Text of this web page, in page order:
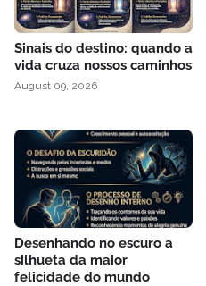
Sinais do destino: quando a
vida cruza nossos caminhos
August 09, 2026
Desenhando no escuro a
silhueta da maior
felicidade do mundo